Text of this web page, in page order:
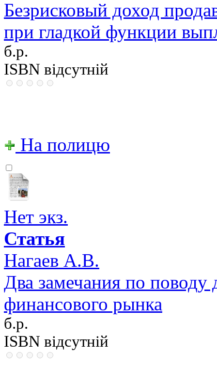
Безрисковый доход
при гладкой функции
б.р.
ISBN відсутній
На полицю
Нет экз.
Статья
Нагаев А.В.
Два замечания по поводу
финансового рынка
б.р.
ISBN відсутній